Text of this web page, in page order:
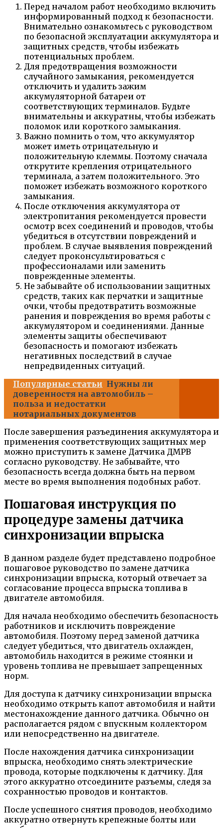
Перед началом работ необходимо включить
информированный подход к безопасности.
Внимательно ознакомьтесь с руководством
по безопасной эксплуатации аккумулятора и
защитных средств, чтобы избежать
потенциальных проблем.
Для предотвращения возможности
случайного замыкания, рекомендуется
отключить и удалить зажим
аккумуляторной батареи от
соответствующих терминалов. Будьте
внимательны и аккуратны, чтобы избежать
поломок или короткого замыкания.
Важно помнить о том, что аккумулятор
может иметь отрицательную и
положительную клеммы. Поэтому сначала
открутите крепления отрицательного
терминала, а затем положительного. Это
поможет избежать возможного короткого
замыкания.
После отключения аккумулятора от
электропитания рекомендуется провести
осмотр всех соединений и проводов, чтобы
убедиться в отсутствии повреждений и
проблем. В случае выявления повреждений
следует проконсультироваться с
профессионалами или заменить
поврежденные элементы.
Не забывайте об использовании защитных
средств, таких как перчатки и защитные
очки, чтобы предотвратить возможные
ранения и повреждения во время работы с
аккумулятором и соединениями. Данные
элементы защиты обеспечивают
безопасность и помогают избежать
негативных последствий в случае
непредвиденных ситуаций.
Популярные статьи Нужны ли
доверенностя на автомобиль –
польза и недостатки
нотариальных документов
После завершения разъединения аккумулятора и
применения соответствующих защитных мер
можно приступить к замене Датчика ДМРВ
согласно руководству. Не забывайте, что
безопасность всегда должна быть на первом
месте во время выполнения подобных работ.
Пошаговая инструкция по
процедуре замены датчика
синхронизации впрыска
В данном разделе будет представлено подробное
пошаговое руководство по замене датчика
синхронизации впрыска, который отвечает за
согласование процесса впрыска топлива в
двигателе автомобиля.
Для начала необходимо обеспечить безопасность
работников и исключить повреждение
автомобиля. Поэтому перед заменой датчика
следует убедиться, что двигатель охлажден,
автомобиль находится в режиме стоянки и
уровень топлива не превышает запрещенных
норм.
Для доступа к датчику синхронизации впрыска
необходимо открыть капот автомобиля и найти
местонахождение данного датчика. Обычно он
располагается рядом с впускным коллектором
или непосредственно на двигателе.
После нахождения датчика синхронизации
впрыска, необходимо снять электрические
провода, которые подключены к датчику. Для
этого аккуратно отсоедините разъемы, следя за
сохранностью проводов и контактов.
После успешного снятия проводов, необходимо
аккуратно отвернуть крепежные болты или